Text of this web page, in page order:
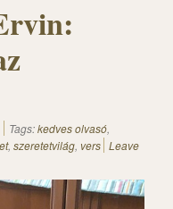
Tags:kedves olvasó,
, szeretetvilág, vers Leave